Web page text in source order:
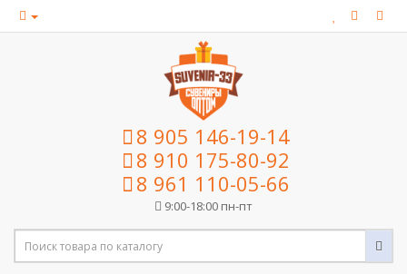
8 905 146-19-14
8 910 175-80-92
8 961 110-05-66
9:00-18:00 пн-пт